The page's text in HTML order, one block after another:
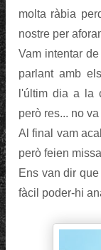
molta ràbia
nostre per
Vam intentar
parlant amb
l'últim dia a la
però res... no va
Al final vam
però feien
Ens van dir
fàcil poder-hi